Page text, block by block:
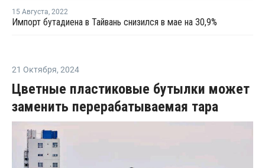
15 Августа, 2022
Импорт бутадиена в Тайвань снизился в мае на 30,9%
21 Октября, 2024
Цветные пластиковые бутылки может
заменить перерабатываемая тара